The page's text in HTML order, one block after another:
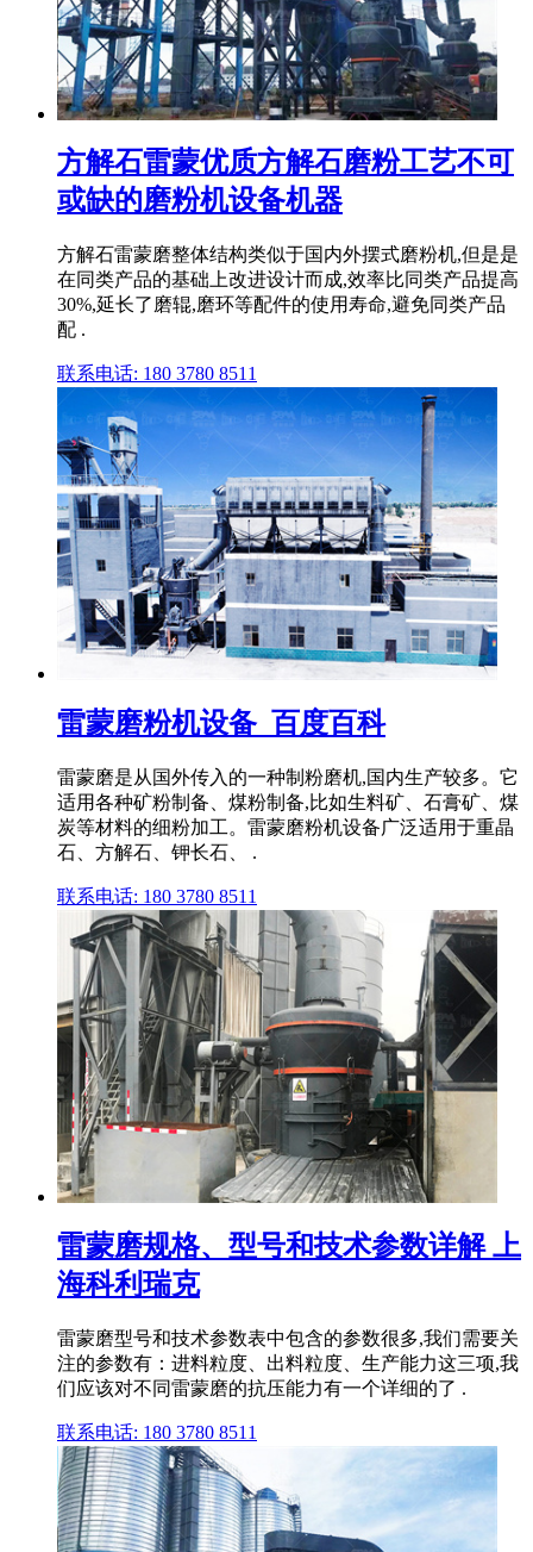
方解石雷蒙优质方解石磨粉工艺不可
或缺的磨粉机设备机器
方解石雷蒙磨整体结构类似于国内外摆式磨粉机,但是是
在同类产品的基础上改进设计而成,效率比同类产品提高
30%,延长了磨辊,磨环等配件的使用寿命,避免同类产品
配 .
联系电话: 180 3780 8511
雷蒙磨粉机设备_百度百科
雷蒙磨是从国外传入的一种制粉磨机,国内生产较多。它
适用各种矿粉制备、煤粉制备,比如生料矿、石膏矿、煤
炭等材料的细粉加工。雷蒙磨粉机设备广泛适用于重晶
石、方解石、钾长石、 .
联系电话: 180 3780 8511
雷蒙磨规格、型号和技术参数详解 上
海科利瑞克
雷蒙磨型号和技术参数表中包含的参数很多,我们需要关
注的参数有：进料粒度、出料粒度、生产能力这三项,我
们应该对不同雷蒙磨的抗压能力有一个详细的了 .
联系电话: 180 3780 8511